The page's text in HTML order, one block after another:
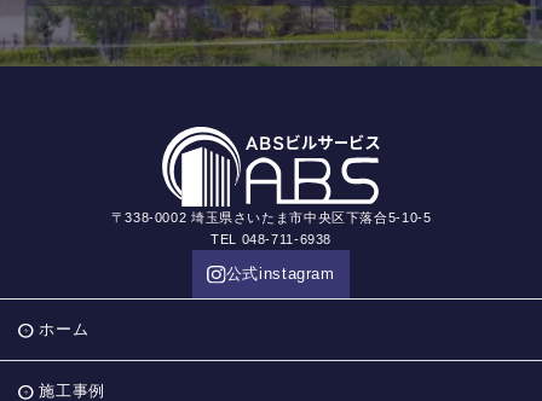
〒338-0002 埼玉県さいたま市中央区下落合5-10-5
TEL 048-711-6938
公式instagram
ホーム
施工事例